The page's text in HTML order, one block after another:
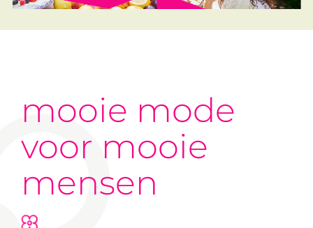
mooie mode
voor mooie
mensen